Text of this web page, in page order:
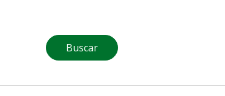
Buscar